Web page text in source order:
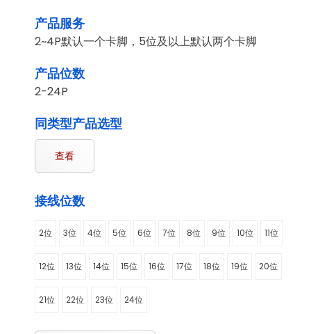
产品服务
2~4P默认一个卡脚，5位及以上默认两个卡脚
产品位数
2-24P
同类型产品选型
查看
接线位数
2位 3位 4位 5位 6位 7位 8位 9位 10位 11位
12位 13位 14位 15位 16位 17位 18位 19位 20位
21位 22位 23位 24位